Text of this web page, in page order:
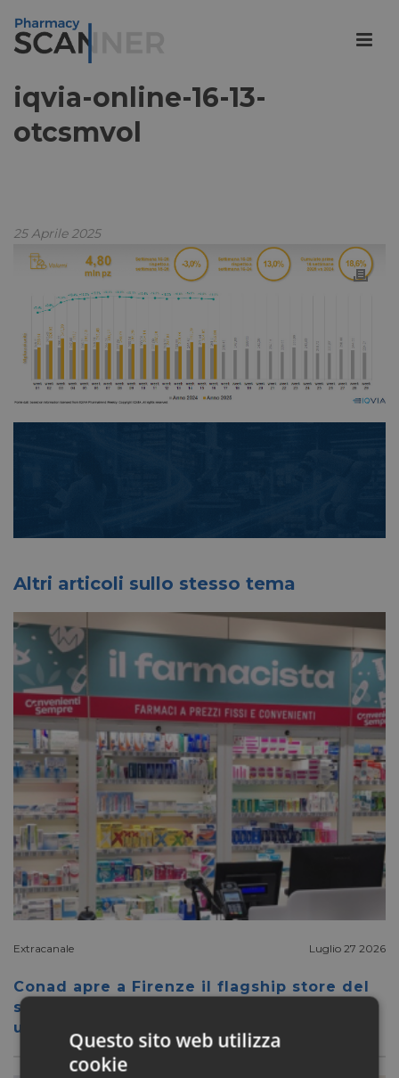
iqvia-online-16-13-
otcsmvol
25 Aprile 2025
Altri articoli sullo stesso tema
Extracanale Luglio 27 2026
Conad apre a Firenze il flagship store del
suo nuovo format Benessity: sei negozi in
uno, parafarmacia compresa
Questo sito web utilizza
cookie